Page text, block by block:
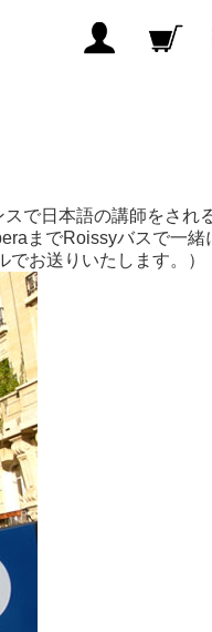
で日本語の講師をされ
までRoissyバスで一緒
お送りいたします。）